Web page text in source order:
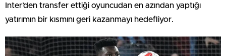
Inter’den transfer ettiği oyuncudan en azından yaptığı
yatırımın bir kısmını geri kazanmayı hedefliyor.